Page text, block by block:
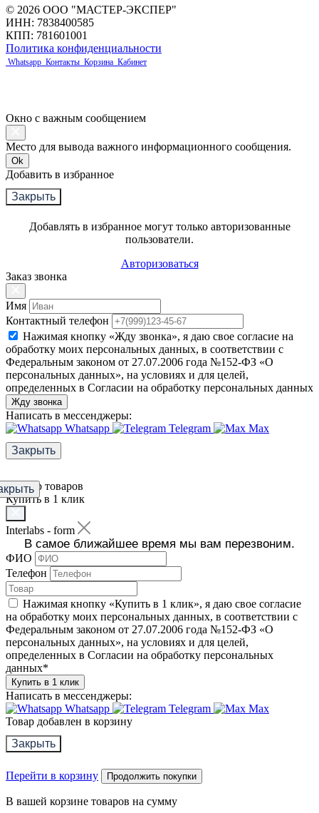
© 2026 ООО "МАСТЕР-ЭКСПЕР"
ИНН: 7838400585
КПП: 781601001
Политика конфиденциальности
Whatsapp Контакты Корзина Кабинет
Окно с важным сообщением
Место для вывода важного информационного сообщения.
Ok
Добавить в избранное
Закрыть
Добавлять в избранное могут только авторизованные
пользователи.
Авторизоваться
Заказ звонка
Имя
Контактный телефон
Нажимая кнопку «Жду звонка», я даю свое согласие на
обработку моих персональных данных, в соответствии с
Федеральным законом от 27.07.2006 года №152-ФЗ «О
персональных данных», на условиях и для целей,
определенных в Согласии на обработку персональных данных
Жду звонка
Написать в мессенджеры:
Whatsapp
Telegram
Max
Закрыть
Фильтр товаров
Купить в 1 клик
Interlabs - form
В самое ближайшее время мы вам перезвоним.
ФИО
Телефон
Нажимая кнопку «Купить в 1 клик», я даю свое согласие
на обработку моих персональных данных, в соответствии с
Федеральным законом от 27.07.2006 года №152-ФЗ «О
персональных данных», на условиях и для целей,
определенных в Согласии на обработку персональных
данных*
Купить в 1 клик
Написать в мессенджеры:
Whatsapp
Telegram
Max
Товар добавлен в корзину
Закрыть
Перейти в корзину Продолжить покупки
В вашей корзине товаров на сумму